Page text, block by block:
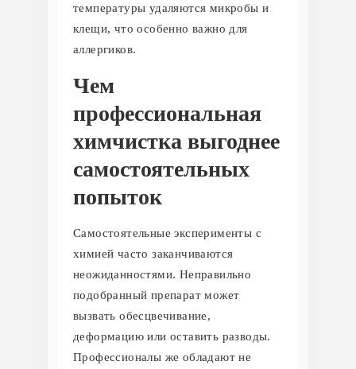
температуры удаляются микробы и
клещи, что особенно важно для
аллергиков.
Чем
профессиональная
химчистка выгоднее
самостоятельных
попыток
Самостоятельные эксперименты с
химией часто заканчиваются
неожиданностями. Неправильно
подобранный препарат может
вызвать обесцвечивание,
деформацию или оставить разводы.
Профессионалы же обладают не